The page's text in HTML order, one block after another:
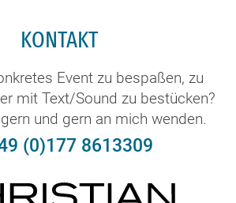
KONTAKT
Event zu bespaßen, zu
mit Text/Sound zu bestücken?
und gern an mich wenden.
(0)177 8613309